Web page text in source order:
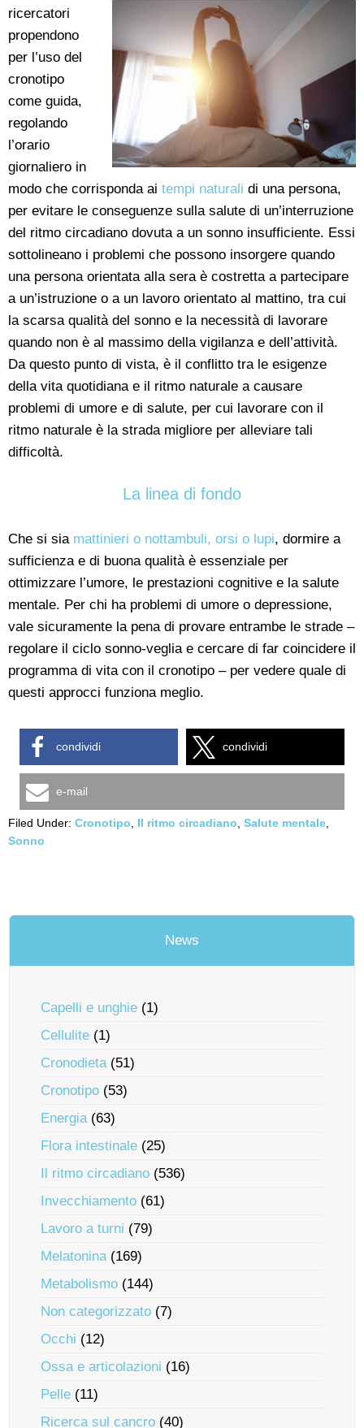
ricercatori
propendono
per l’uso del
cronotipo
come guida,
regolando
l’orario
giornaliero in
modo che corrisponda ai tempi naturali di una persona,
per evitare le conseguenze sulla salute di un’interruzione
del ritmo circadiano dovuta a un sonno insufficiente. Essi
sottolineano i problemi che possono insorgere quando
una persona orientata alla sera è costretta a partecipare
a un’istruzione o a un lavoro orientato al mattino, tra cui
la scarsa qualità del sonno e la necessità di lavorare
quando non è al massimo della vigilanza e dell’attività.
Da questo punto di vista, è il conflitto tra le esigenze
della vita quotidiana e il ritmo naturale a causare
problemi di umore e di salute, per cui lavorare con il
ritmo naturale è la strada migliore per alleviare tali
difficoltà.
La linea di fondo
Che si sia mattinieri o nottambuli, orsi o lupi, dormire a
sufficienza e di buona qualità è essenziale per
ottimizzare l’umore, le prestazioni cognitive e la salute
mentale. Per chi ha problemi di umore o depressione,
vale sicuramente la pena di provare entrambe le strade –
regolare il ciclo sonno-veglia e cercare di far coincidere il
programma di vita con il cronotipo – per vedere quale di
questi approcci funziona meglio.
condividi condividi
e-mail
Filed Under: Cronotipo Il ritmo circadiano Salute mentale
Sonno
News
Capelli e unghie (1)
Cellulite (1)
Cronodieta(51)
Cronotipo (53)
Energia(63)
Flora intestinale (25)
Il ritmo circadiano (536)
Invecchiamento (61)
Lavoro a turni (79)
Melatonina(169)
Metabolismo (144)
Non categorizzato (7)
Occhi (12)
Ossa e articolazioni (16)
Pelle (11)
Ricerca sul cancro (40)